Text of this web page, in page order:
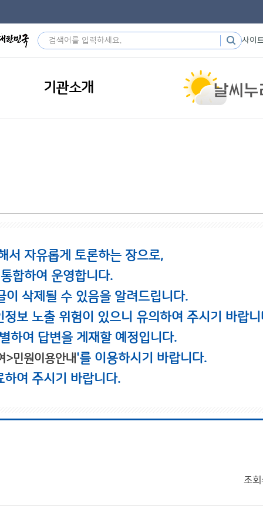
사이
기관소개
서 자유롭게 토론하는 장으로,
합하여 운영합니다.
삭제될 수 있음을 알려드립니다.
보 노출 위험이 있으니 유의하여 주시기 바랍니
하여 답변을 게재할 예정입니다.
>민원이용안내'를 이용하시기 바랍니다.
여 주시기 바랍니다.
조회